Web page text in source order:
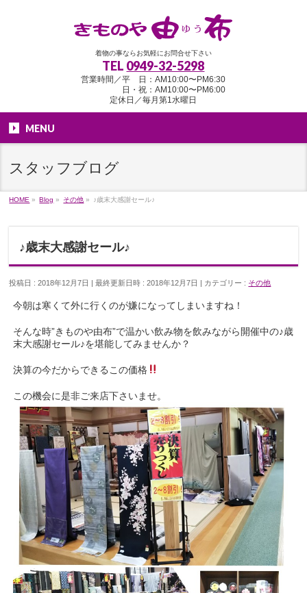
着物の事ならお気軽にお問合せ下さい
TEL 0949-32-5298
営業時間／平 日：AM10:00〜PM6:30
日・祝：AM10:00〜PM6:00
定休日／毎月第1水曜日
MENU
スタッフブログ
HOME » Blog » その他 » ♪歳末大感謝セール♪
♪歳末大感謝セール♪
投稿日 : 2018年12月7日 最終更新日時 : 2018年12月7日 カテゴリー : その他
今朝は寒くて外に行くのが嫌になってしまいますね！
そんな時”きものや由布”で温かい飲み物を飲みながら開催中の♪歳
末大感謝セール♪を堪能してみませんか？
決算の今だからできるこの価格
この機会に是非ご来店下さいませ。